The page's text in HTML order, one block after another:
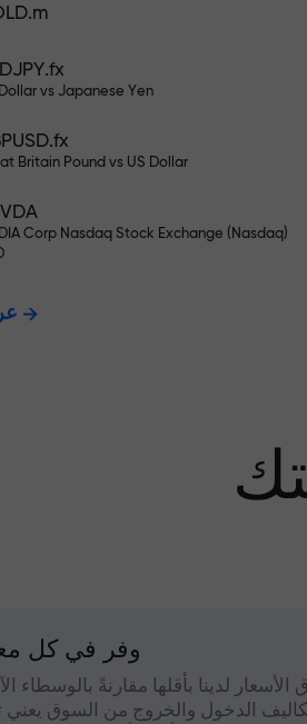
بألف مرة. هذا ليس خطأً مطبعياً.
نضمن
مكافأة تصل إلى 1000
vs Japanese Yen
Britain Pound vs US Dollar
Corp Nasdaq Stock Exchange (Nasdaq)
وفر في كل
الأسعار لدينا بأقلها مقارنةً بالوسطاء
الدخول والخروج من السوق يعني